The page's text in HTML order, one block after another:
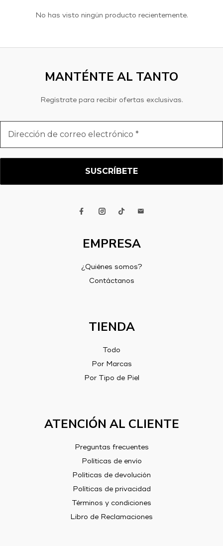
No has visto ningún producto recientemente.
MANTÉNTE AL TANTO
Regístrate para recibir ofertas exclusivas.
de
EMPRESA
¿Quiénes somos?
Contáctanos
TIENDA
Todo
Por Marcas
Por Tipo de Piel
ATENCIÓN AL CLIENTE
Preguntas frecuentes
Políticas de envío
Políticas de devolución
Políticas de privacidad
Términos y condiciones
Libro de Reclamaciones